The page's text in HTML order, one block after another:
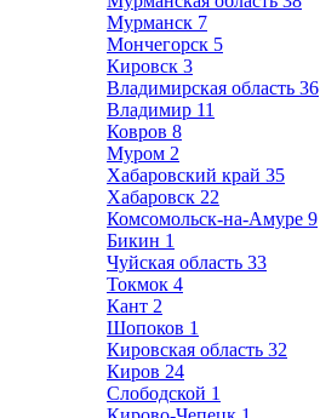
Мурманск 7
Мончегорск 5
Кировск 3
Владимирская область 36
Владимир 11
Ковров 8
Муром 2
Хабаровский край 35
Хабаровск 22
Комсомольск-на-Амуре 9
Бикин 1
Чуйская область 33
Токмок 4
Кант 2
Шопоков 1
Кировская область 32
Киров 24
Слободской 1